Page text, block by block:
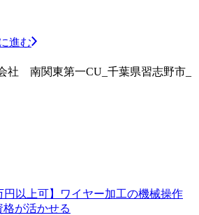
進む
社 南関東第一CU_千葉県習志野市_
円以上可】ワイヤー加工の機械操作
が活かせる